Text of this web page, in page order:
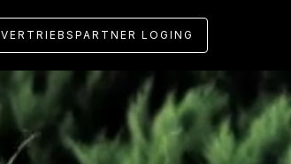
VERTRIEBSPARTNER LOGING